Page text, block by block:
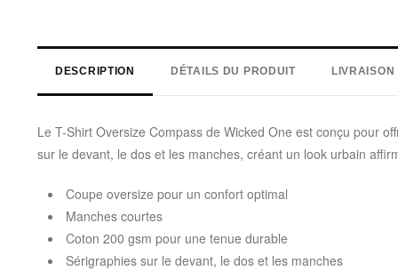
DESCRIPTION DÉTAILS DU PRODUIT LIVRAISON
Le T-Shirt Oversize Compass de Wicked One est conçu pour
sur le devant, le dos et les manches, créant un look urbain
Coupe oversize pour un confort optimal
Manches courtes
Coton 200 gsm pour une tenue durable
Sérigraphies sur le devant, le dos et les manches